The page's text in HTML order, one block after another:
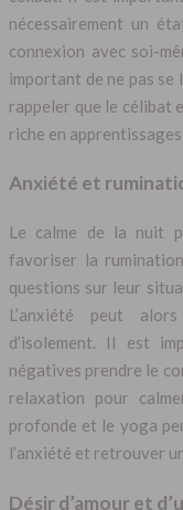
nécessairement un
connexion avec soi-
important de ne pas
rappeler que le célibat
riche en
Anxiété et
Le calme de la nuit
favoriser la
questions sur leur
L’anxiété peut
d’isolement. Il est
négatives prendre le
relaxation pour
profonde et le yoga
l’anxiété et retrouver
Désir d’amour et